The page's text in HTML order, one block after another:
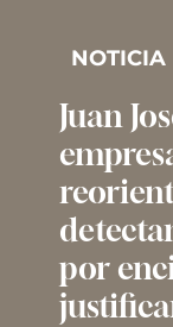
NOTICIA
Juan
por